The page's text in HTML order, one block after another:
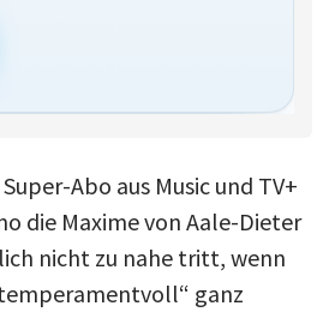
Abo aus Music und TV+
die Maxime von Aale-Dieter
nicht zu nahe tritt, wenn
ganz